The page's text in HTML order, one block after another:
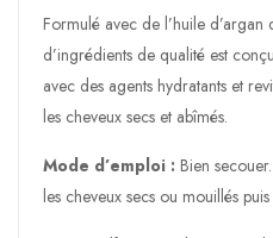
Formulé avec de l’huile
d’ingrédients de qualité est
avec des agents hydratants et
les cheveux secs et abîmés.
Mode d’emploi : Bien
les cheveux secs ou mouillés